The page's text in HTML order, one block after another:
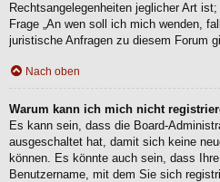
Rechtsangelegenheiten jeglicher Art
Frage „An wen soll ich mich wenden,
juristische Anfragen zu diesem Forum
Nach oben
Warum kann ich mich nicht
Es kann sein, dass die Board-
ausgeschaltet hat, damit sich keine
können. Es könnte auch sein, dass
Benutzername, mit dem Sie sich